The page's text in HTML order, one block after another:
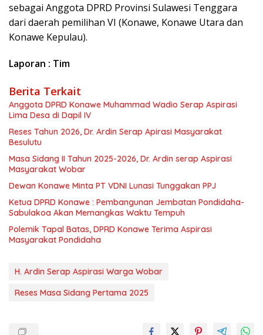
sebagai Anggota DPRD Provinsi Sulawesi Tenggara
dari daerah pemilihan VI (Konawe, Konawe Utara dan
Konawe Kepulau).
Laporan : Tim
Berita Terkait
Anggota DPRD Konawe Muhammad Wadio Serap Aspirasi
Lima Desa di Dapil IV
Reses Tahun 2026, Dr. Ardin Serap Apirasi Masyarakat
Besulutu
Masa Sidang II Tahun 2025-2026, Dr. Ardin serap Aspirasi
Masyarakat Wobar
Dewan Konawe Minta PT VDNI Lunasi Tunggakan PPJ
Ketua DPRD Konawe : Pembangunan Jembatan Pondidaha-
Sabulakoa Akan Memangkas Waktu Tempuh
Polemik Tapal Batas, DPRD Konawe Terima Aspirasi
Masyarakat Pondidaha
H. Ardin Serap Aspirasi Warga Wobar
Reses Masa Sidang Pertama 2025